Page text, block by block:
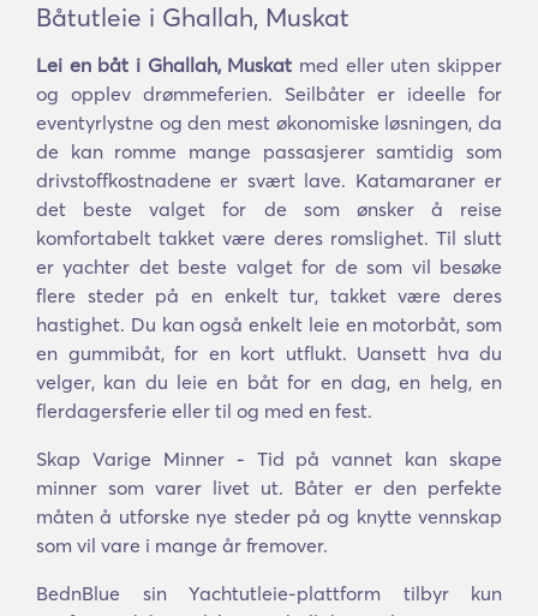
Båtutleie i Ghallah, Muskat
Lei en båt i Ghallah, Muskat med eller uten skipper
og opplev drømmeferien. Seilbåter er ideelle for
eventyrlystne og den mest økonomiske løsningen, da
de kan romme mange passasjerer samtidig som
drivstoffkostnadene er svært lave. Katamaraner er
det beste valget for de som ønsker å reise
komfortabelt takket være deres romslighet. Til slutt
er yachter det beste valget for de som vil besøke
flere steder på en enkelt tur, takket være deres
hastighet. Du kan også enkelt leie en motorbåt, som
en gummibåt, for en kort utflukt. Uansett hva du
velger, kan du leie en båt for en dag, en helg, en
flerdagersferie eller til og med en fest.
Skap Varige Minner - Tid på vannet kan skape
minner som varer livet ut. Båter er den perfekte
måten å utforske nye steder på og knytte vennskap
som vil vare i mange år fremover.
BednBlue sin Yachtutleie-plattform tilbyr kun